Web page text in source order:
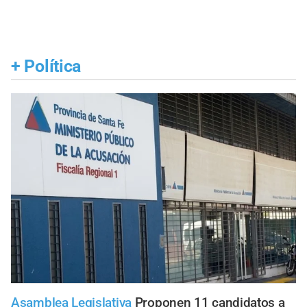
+ Política
Asamblea Legislativa Proponen 11 candidatos a